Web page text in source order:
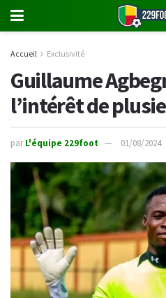
Accueil Exclusivité
Guillaume
l’intérêt de
par L'équipe 229foot 01/08/2024